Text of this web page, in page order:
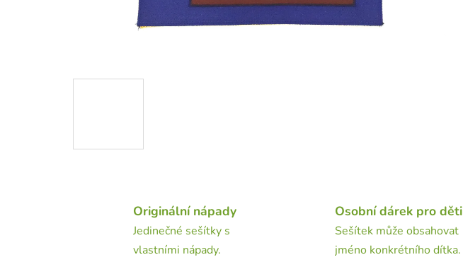
Originální nápady
Jedinečné sešítky s
vlastními nápady.
Osobní dárek pro děti
Sešítek může obsahovat
jméno konkrétního dítka.